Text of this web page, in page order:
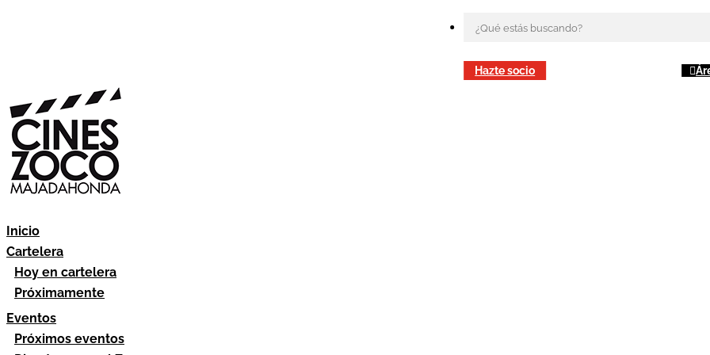
Hazte socio
Inicio
Cartelera
Hoy en cartelera
Próximamente
Eventos
Próximos eventos